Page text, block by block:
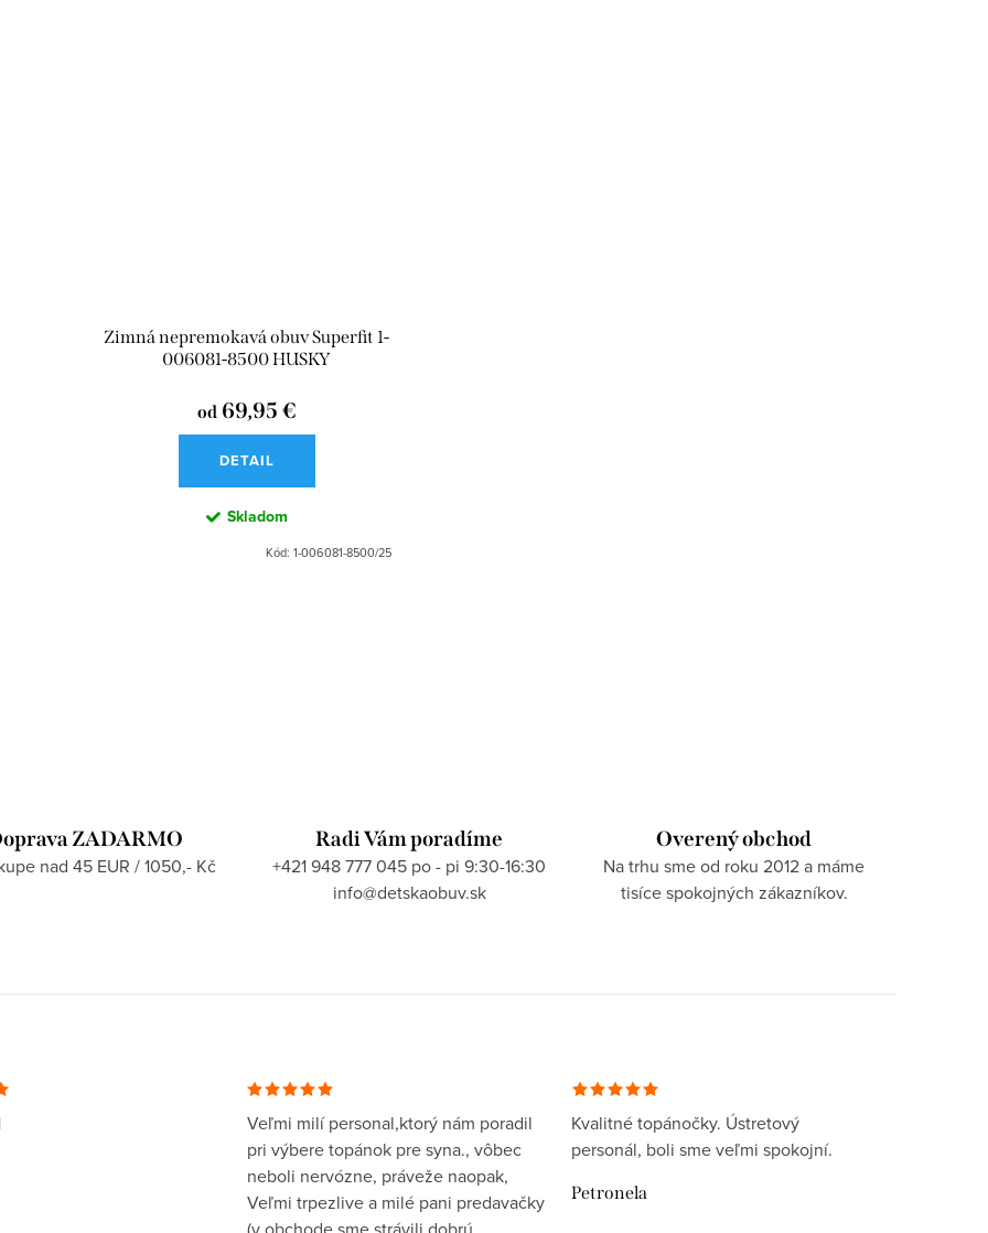
Zimná nepremokavá obuv Superfit 1-
006081-8500 HUSKY
od69,95 €
DETAIL
Skladom
Kód: 1-006081-8500/25
ZADARMO
nad 45 EUR / 1050,- Kč
Radi Vám poradíme
+421 948 777 045 po - pi 9:30-16:30
info@detskaobuv.sk
Overený obchod
Na trhu sme od roku 2012 a máme
tisíce spokojných zákazníkov.
Veľmi milí personal,ktorý nám poradil
pri výbere topánok pre syna., vôbec
neboli nervózne, práveže naopak,
Veľmi trpezlive a milé pani predavačky
Kvalitné topánočky. Ústretový
personál, boli sme veľmi spokojní.
Petronela